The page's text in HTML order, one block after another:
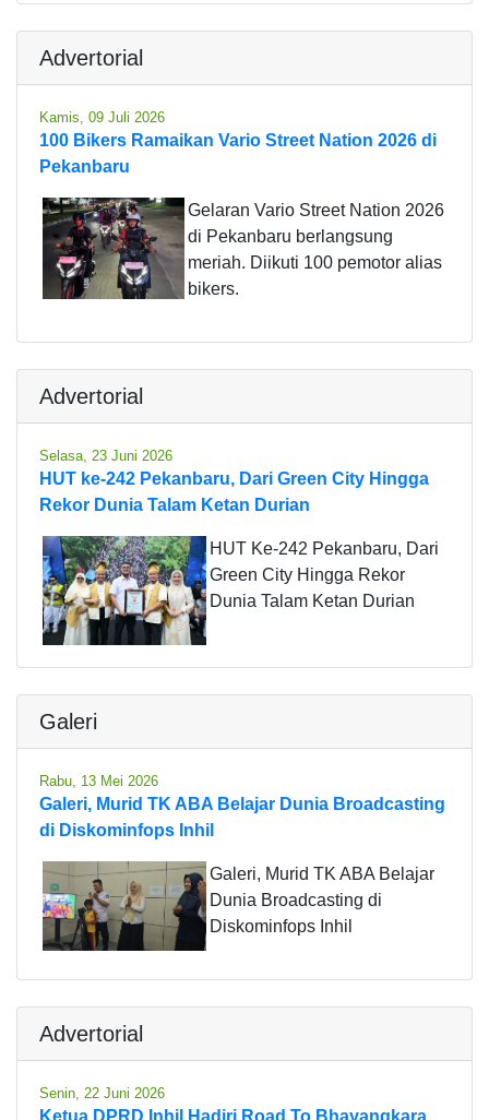
Advertorial
Kamis, 09 Juli 2026
100 Bikers Ramaikan Vario Street Nation 2026 di
Pekanbaru
Gelaran Vario Street Nation 2026
di Pekanbaru berlangsung
meriah. Diikuti 100 pemotor alias
bikers.
Advertorial
Selasa, 23 Juni 2026
HUT ke-242 Pekanbaru, Dari Green City Hingga
Rekor Dunia Talam Ketan Durian
HUT Ke-242 Pekanbaru, Dari
Green City Hingga Rekor
Dunia Talam Ketan Durian
Galeri
Rabu, 13 Mei 2026
Galeri, Murid TK ABA Belajar Dunia Broadcasting
di Diskominfops Inhil
Galeri, Murid TK ABA Belajar
Dunia Broadcasting di
Diskominfops Inhil
Advertorial
Senin, 22 Juni 2026
Ketua DPRD Inhil Hadiri Road To Bhayangkara